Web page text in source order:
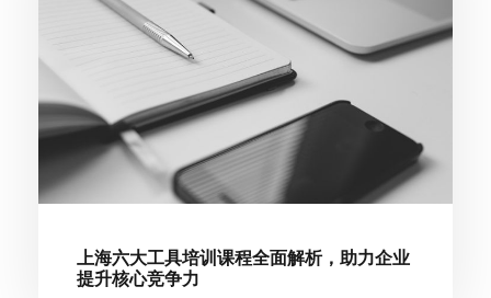
上海六大工具培训课程全面解析，助力企业
提升核心竞争力